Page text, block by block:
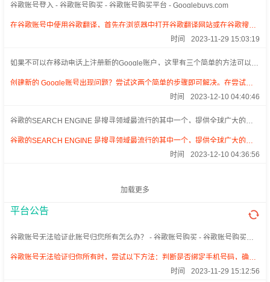
谷歌账号登入 - 谷歌账号购买 - 谷歌账号购买平台 - Googlebuys.com
在谷歌账号中使用谷歌翻译，首先在浏览器中打开谷歌翻译网站或在谷歌搜索
框中输入“Google Translate”并点击搜索结果中的谷歌翻译链接。在谷歌翻译的
谷歌账号。如果你在使用谷歌浏览器（Chrome），你可以更改浏览器的语言
的复杂性而变化，对于一些专业或特定领域的术语，谷歌翻译可能无法提供完
2023-11-29 15:03:19
时间
如果不可以在移动电话上注册新的Google账户，这里有三个简单的方法可以尝
创建新的 Google账号出现问题？尝试这两个简单的步骤即可解决。在尝试创
立自己的谷歌账号过程中，常常碰到的问题是：很抱歉，出现了一点儿小状
2023-12-10 04:40:46
时间
谷歌的SEARCH ENGINE 是搜寻领域最流行的其中一个，提供全球广大的资
谷歌的SEARCH ENGINE 是搜寻领域最流行的其中一个，提供全球广大的资
讯和知识库.在电子邮箱中使用 Gmail 可以让全世界超过数十亿的用户轻易地发
2023-12-10 04:36:56
时间
加载更多
平台公告
谷歌账号无法验证此账号归您所有怎么办？ - 谷歌账号购买 - 谷歌账号购买交
谷歌账号无法验证归你所有时，尝试以下方法：判断是否绑定手机号码，确认
注册时的姓名，提供可接收结果的邮箱，关注辅助邮箱的回复。耐心等待，绑
2023-11-29 15:12:56
时间